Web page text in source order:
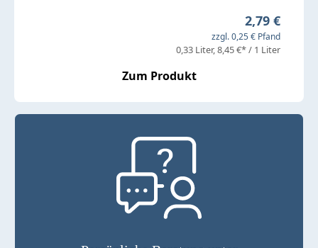
Regulärer
2,79 €
zzgl. 0,25 € Pfand
0,33 Liter 8,45 €* / 1 Liter
Zum Produkt